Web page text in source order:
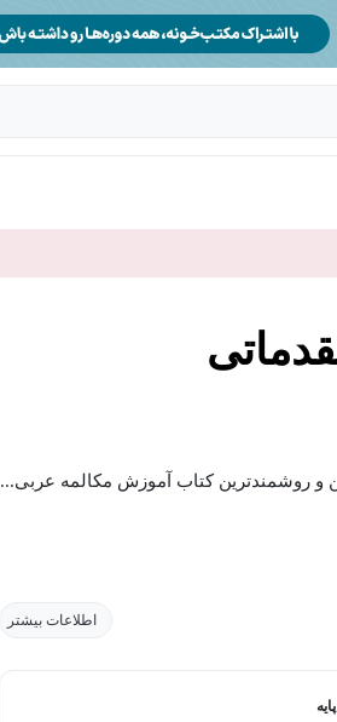
و روشمندترین کتاب آموزش مکالمه عربی...
اطلاعات بیشتر